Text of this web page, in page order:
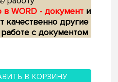
WORD - документ и
качественно другие
с документом
В КОРЗИНУ